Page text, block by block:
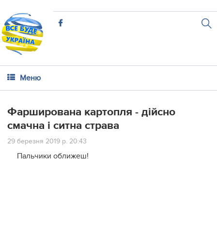
Меню
Фарширована картопля - дійсно
смачна і ситна страва
29 березня 2019 р. 20:43
Пальчики оближеш!